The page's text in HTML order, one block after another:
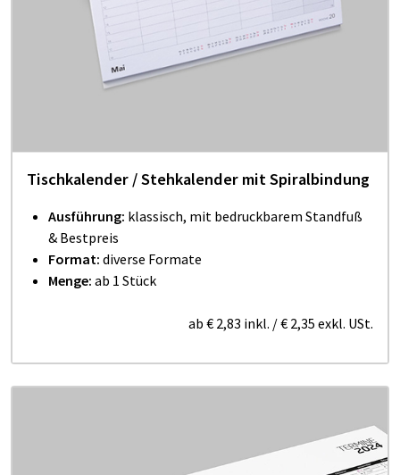
Tisch­ka­len­der / Steh­­ka­­len­­der mit Spi­ral­bin­dung
Ausführung: klassisch, mit bedruckbarem Standfuß
& Bestpreis
Format: diverse Formate
Menge: ab 1 Stück
ab € 2,83 inkl. /€ 2,35 exkl. USt.